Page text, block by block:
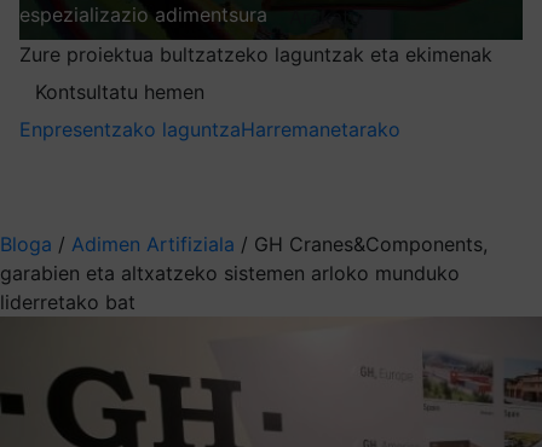
espezializazio adimentsura
Zure proiektua bultzatzeko laguntzak eta ekimenak
Kontsultatu hemen
Enpresentzako laguntzaHarremanetarako
Bloga / Adimen Artifiziala / GH Cranes&Components,
garabien eta altxatzeko sistemen arloko munduko
liderretako bat